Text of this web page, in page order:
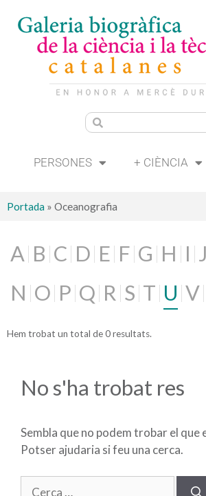
PERSONES + CIÈNCIA
Portada » Oceanografia
A B C D E F G H I J
N O P Q R S T U V
Hem trobat un total de 0 resultats.
No s'ha trobat res
Sembla que no podem trobar el que
Potser ajudaria si feu una cerca.